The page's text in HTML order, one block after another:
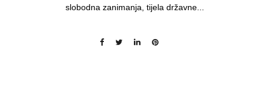
slobodna zanimanja, tijela državne...